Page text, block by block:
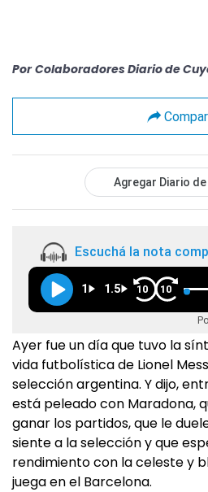
Por Colaboradores Diario de
Agregar Diario de
Escuchá la nota
1 1.5 10 10
Ayer fue un día que tuvo la
vida futbolística de Lionel
selección argentina. Y dijo,
está peleado con Maradona,
ganar los partidos, que le
siente a la selección y que
rendimiento con la celeste y
juega en el Barcelona.